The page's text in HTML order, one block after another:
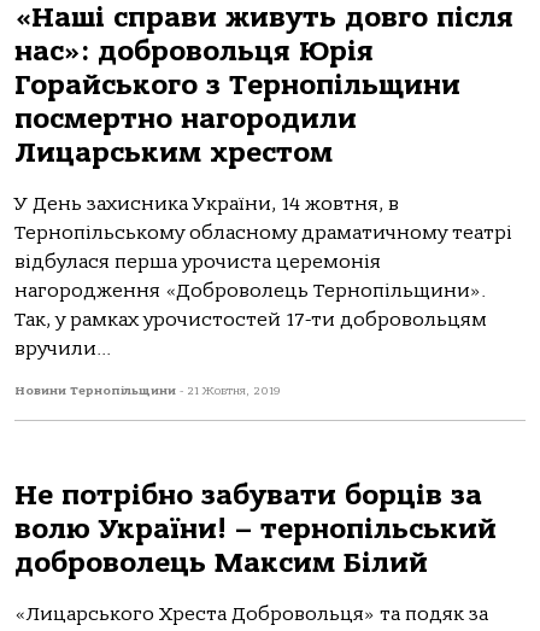
«Наші справи живуть довго після
нас»: добровольця Юрія
Горайського з Тернопільщини
посмертно нагородили
Лицарським хрестом
У День захисника України, 14 жовтня, в
Тернопільському обласному драматичному театрі
відбулася перша урочиста церемонія
нагородження «Доброволець Тернопільщини».
Так, у рамках урочистостей 17-ти добровольцям
вручили...
Новини Тернопільщини - 21 Жовтня, 2019
Не потрібно забувати борців за
волю України! – тернопільський
доброволець Максим Білий
«Лицарського Хреста Добровольця» та подяк за